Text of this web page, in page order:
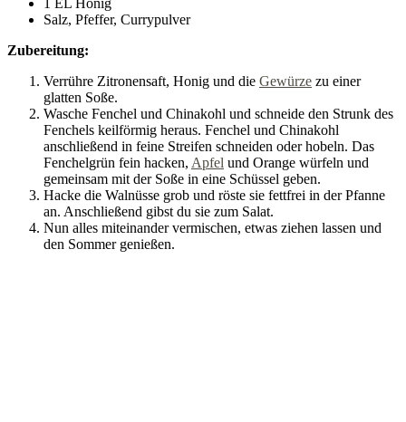
1 EL Honig
Salz, Pfeffer, Currypulver
Zubereitung:
Verrühre Zitronensaft, Honig und die Gewürze zu einer
glatten Soße.
Wasche Fenchel und Chinakohl und schneide den Strunk des
Fenchels keilförmig heraus. Fenchel und Chinakohl
anschließend in feine Streifen schneiden oder hobeln. Das
Fenchelgrün fein hacken, Apfel und Orange würfeln und
gemeinsam mit der Soße in eine Schüssel geben.
Hacke die Walnüsse grob und röste sie fettfrei in der Pfanne
an. Anschließend gibst du sie zum Salat.
Nun alles miteinander vermischen, etwas ziehen lassen und
den Sommer genießen.